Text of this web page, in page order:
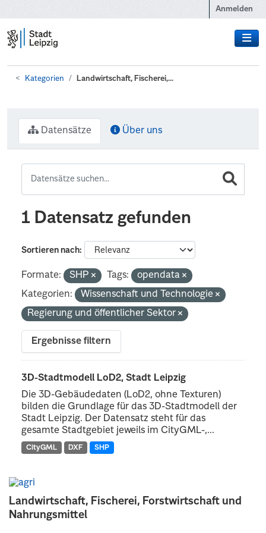
Anmelden
Kategorien Landwirtschaft, Fischerei,...
Landwirtschaft, Fischerei, Forstwirtschaft und
Nahrungsmittel
Datensätze Über uns
1 Datensatz gefunden
Sortieren nach
Formate: SHP Tags:
opendata
Kategorien:
Wissenschaft und Technologie
Regierung und öffentlicher Sektor
Ergebnisse filtern
3D-Stadtmodell LoD2, Stadt Leipzig
Die 3D-Gebäudedaten (LoD2, ohne Texturen)
bilden die Grundlage für das 3D-Stadtmodell der
Stadt Leipzig. Der Datensatz steht für das
gesamte Stadtgebiet jeweils im CityGML-,...
CityGML DXF SHP